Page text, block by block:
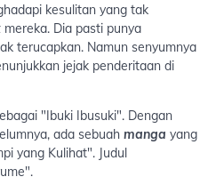
kesulitan yang tak
mereka. Dia pasti punya
terucapkan. Namun senyumnya
jejak penderitaan di
"Ibuki Ibusuki". Dengan
ada sebuah manga yang
yang Kulihat". Judul